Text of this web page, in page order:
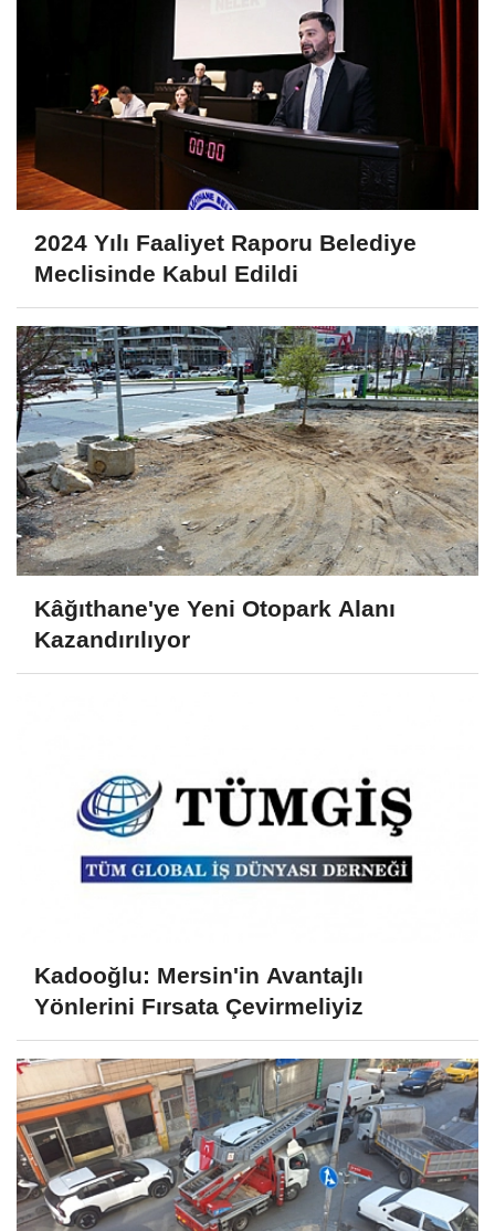
2024 Yılı Faaliyet Raporu Belediye
Meclisinde Kabul Edildi
Kâğıthane'ye Yeni Otopark Alanı
Kazandırılıyor
Kadooğlu: Mersin'in Avantajlı
Yönlerini Fırsata Çevirmeliyiz